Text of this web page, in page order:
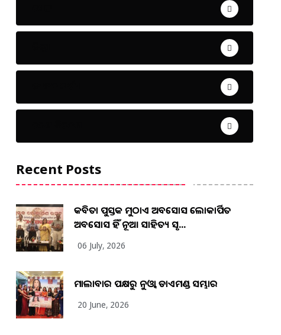
Recent Posts
କବିତା ପୁସ୍ତକ ମୁଠାଏ ଅବସୋସ ଲୋକାର୍ପିତ
ଅବସୋସ ହିଁ ନୂଆ ସାହିତ୍ୟ ସୃଷ...
06 July, 2026
ମାଲାବାର ପକ୍ଷରୁ ନୁଓ୍ବା ଡାଏମଣ୍ଡ ସମ୍ଭାର
20 June, 2026